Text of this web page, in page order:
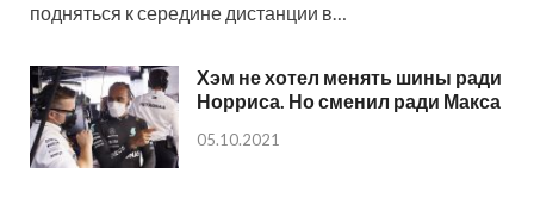
подняться к середине дистанции в…
Хэм не хотел менять шины ради
Норриса. Но сменил ради Макса
05.10.2021